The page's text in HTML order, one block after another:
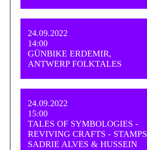
24.09.2022
14:00
GÜNBIKE ERDEMIR,
ANTWERP FOLKTALES
24.09.2022
15:00
TALES OF SYMBOLOGIES -
REVIVING CRAFTS - STAMPS
SADRIE ALVES & HUSSEIN